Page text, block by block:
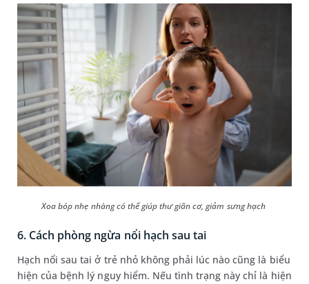
Xoa bóp nhẹ nhàng có thể giúp thư giãn cơ, giảm sưng hạch
6. Cách phòng ngừa nổi hạch sau tai
Hạch nổi sau tai ở trẻ nhỏ không phải lúc nào cũng là biểu
hiện của bệnh lý nguy hiểm. Nếu tình trạng này chỉ là hiện